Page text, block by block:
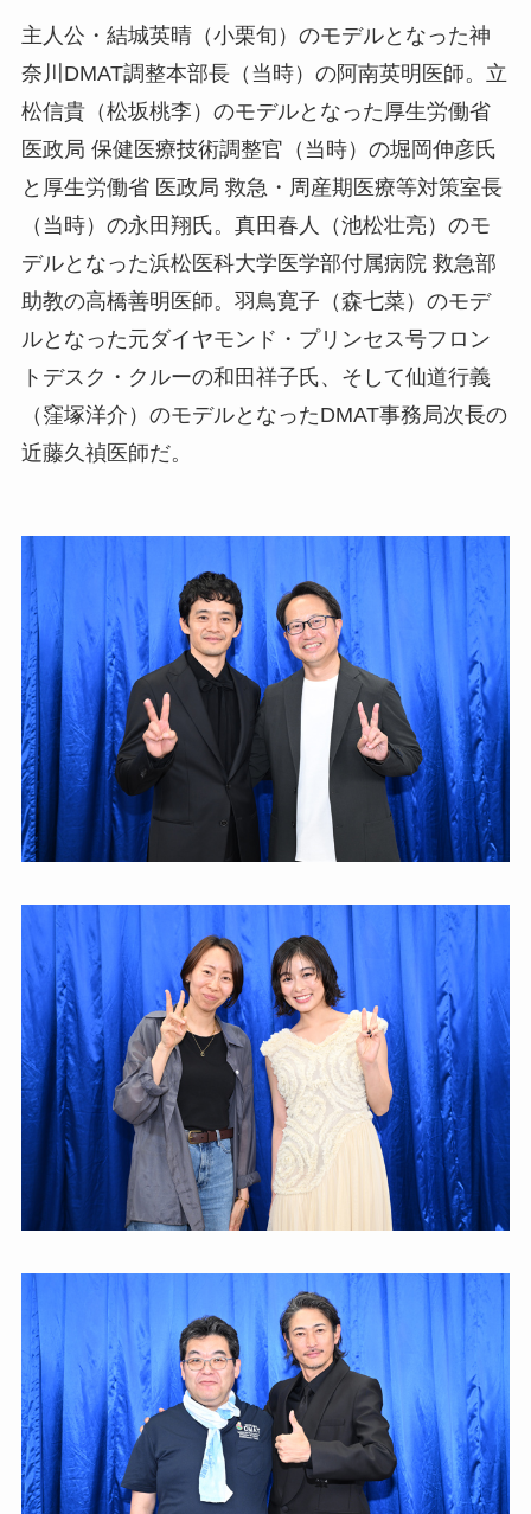
主人公・結城英晴（小栗旬）のモデルとなった神
奈川DMAT調整本部長（当時）の阿南英明医師。立
松信貴（松坂桃李）のモデルとなった厚生労働省
医政局 保健医療技術調整官（当時）の堀岡伸彦氏
と厚生労働省 医政局 救急・周産期医療等対策室長
（当時）の永田翔氏。真田春人（池松壮亮）のモ
デルとなった浜松医科大学医学部付属病院 救急部
助教の高橋善明医師。羽鳥寛子（森七菜）のモデ
ルとなった元ダイヤモンド・プリンセス号フロン
トデスク・クルーの和田祥子氏、そして仙道行義
（窪塚洋介）のモデルとなったDMAT事務局次長の
近藤久禎医師だ。